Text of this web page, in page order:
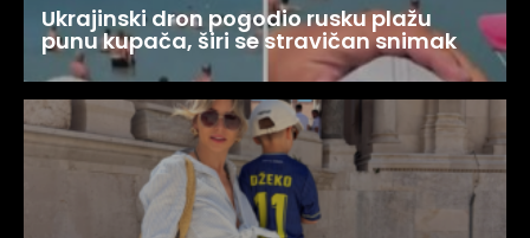
Ukrajinski dron pogodio rusku plažu
punu kupača, širi se stravičan snimak